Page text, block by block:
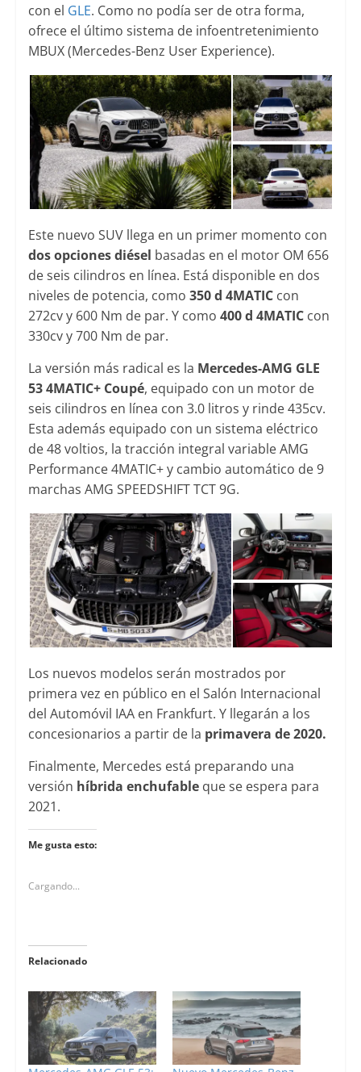
con el GLE. Como no podía ser de otra forma,
ofrece el último sistema de infoentretenimiento
MBUX (Mercedes-Benz User Experience).
Este nuevo SUV llega en un primer momento con
dos opciones diésel basadas en el motor OM 656
de seis cilindros en línea. Está disponible en dos
niveles de potencia, como 350 d 4MATICcon
272cv y 600 Nm de par. Y como 400 d 4MATICcon
330cv y 700 Nm de par.
La versión más radical es la Mercedes-AMG GLE
53 4MATIC+ Coupé, equipado con un motor de
seis cilindros en línea con 3.0 litros y rinde 435cv.
Esta además equipado con un sistema eléctrico
de 48 voltios, la tracción integral variable AMG
Performance 4MATIC+ y cambio automático de 9
marchas AMG SPEEDSHIFT TCT 9G.
Los nuevos modelos serán mostrados por
primera vez en público en el Salón Internacional
del Automóvil IAA en Frankfurt. Y llegarán a los
concesionarios a partir de la primavera de 2020.
Finalmente, Mercedes está preparando una
versión híbrida enchufableque se espera para
2021.
Me gusta esto:
Cargando...
Relacionado